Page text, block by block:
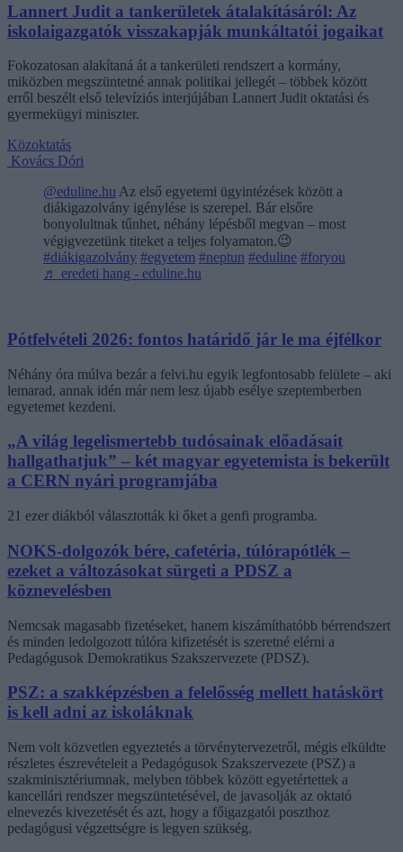
Lannert Judit a tankerületek átalakításáról: Az
iskolaigazgatók visszakapják munkáltatói jogaikat
Fokozatosan alakítaná át a tankerületi rendszert a kormány,
miközben megszüntetné annak politikai jellegét – többek között
erről beszélt első televíziós interjújában Lannert Judit oktatási és
gyermekügyi miniszter.
Közoktatás
Kovács Dóri
@eduline.hu Az első egyetemi ügyintézések között a
diákigazolvány igénylése is szerepel. Bár elsőre
bonyolultnak tűnhet, néhány lépésből megvan – most
végigvezetünk titeket a teljes folyamaton.😉
#diákigazolvány #egyetem #neptun #eduline #foryou
♬ eredeti hang - eduline.hu
Pótfelvételi 2026: fontos határidő jár le ma éjfélkor
Néhány óra múlva bezár a felvi.hu egyik legfontosabb felülete – aki
lemarad, annak idén már nem lesz újabb esélye szeptemberben
egyetemet kezdeni.
„A világ legelismertebb tudósainak előadásait
hallgathatjuk” – két magyar egyetemista is bekerült
a CERN nyári programjába
21 ezer diákból választották ki őket a genfi programba.
NOKS-dolgozók bére, cafetéria, túlórapótlék –
ezeket a változásokat sürgeti a PDSZ a
köznevelésben
Nemcsak magasabb fizetéseket, hanem kiszámíthatóbb bérrendszert
és minden ledolgozott túlóra kifizetését is szeretné elérni a
Pedagógusok Demokratikus Szakszervezete (PDSZ).
PSZ: a szakképzésben a felelősség mellett hatáskört
is kell adni az iskoláknak
Nem volt közvetlen egyeztetés a törvénytervezetről, mégis elküldte
részletes észrevételeit a Pedagógusok Szakszervezete (PSZ) a
szakminisztériumnak, melyben többek között egyetértettek a
kancellári rendszer megszüntetésével, de javasolják az oktató
elnevezés kivezetését és azt, hogy a főigazgatói poszthoz
pedagógusi végzettségre is legyen szükség.